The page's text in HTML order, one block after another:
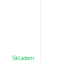
Skladem